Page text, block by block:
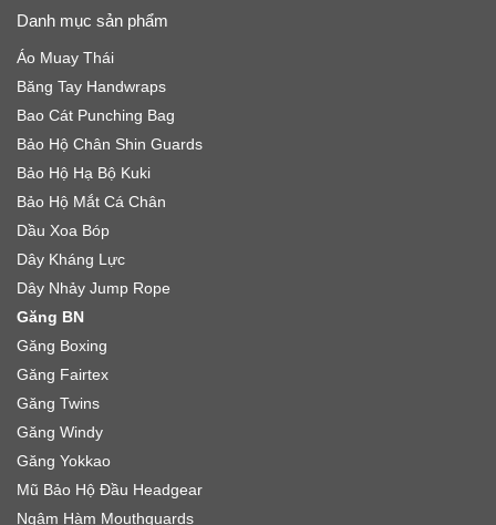
Danh mục sản phẩm
Áo Muay Thái
Băng Tay Handwraps
Bao Cát Punching Bag
Bảo Hộ Chân Shin Guards
Bảo Hộ Hạ Bộ Kuki
Bảo Hộ Mắt Cá Chân
Dầu Xoa Bóp
Dây Kháng Lực
Dây Nhảy Jump Rope
Găng BN
Găng Boxing
Găng Fairtex
Găng Twins
Găng Windy
Găng Yokkao
Mũ Bảo Hộ Đầu Headgear
Ngậm Hàm Mouthguards